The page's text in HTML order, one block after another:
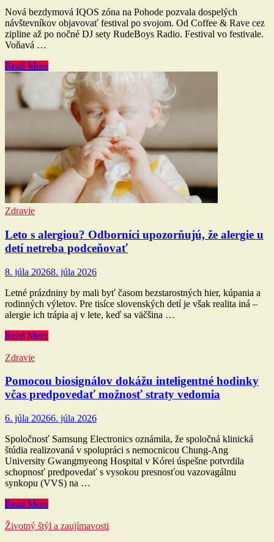
Nová bezdymová IQOS zóna na Pohode pozvala dospelých
návštevníkov objavovať festival po svojom. Od Coffee & Rave cez
zipline až po nočné DJ sety RudeBoys Radio. Festival vo festivale.
Voňavá …
Read More
Zdravie
Leto s alergiou? Odborníci upozorňujú, že alergie u
detí netreba podceňovať
8. júla 20268. júla 2026
Letné prázdniny by mali byť časom bezstarostných hier, kúpania a
rodinných výletov. Pre tisíce slovenských detí je však realita iná –
alergie ich trápia aj v lete, keď sa väčšina …
Read More
Zdravie
Pomocou biosignálov dokážu inteligentné hodinky
včas predpovedať možnosť straty vedomia
6. júla 20266. júla 2026
Spoločnosť Samsung Electronics oznámila, že spoločná klinická
štúdia realizovaná v spolupráci s nemocnicou Chung-Ang
University Gwangmyeong Hospital v Kórei úspešne potvrdila
schopnosť predpovedať s vysokou presnosťou vazovagálnu
synkopu (VVS) na …
Read More
Životný štýl a zaujímavosti